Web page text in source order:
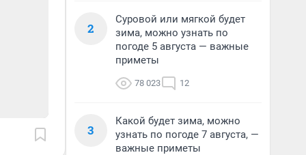
2
Суровой или мягкой будет
зима, можно узнать по
погоде 5 августа — важные
приметы
78 023 12
3
Какой будет зима, можно
узнать по погоде 7 августа, —
важные приметы